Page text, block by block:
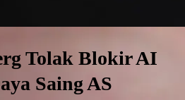
Tolak Blokir AI
Saing AS